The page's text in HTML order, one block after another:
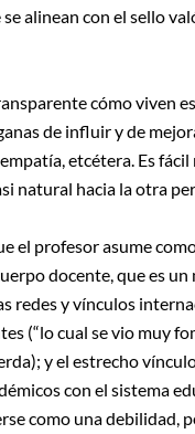
alinean con el sello
cómo viven
de influir y de
etcétera. Es
natural hacia la otra
el profesor asume
docente, que es un
redes y vínculos
(“lo cual se vio muy
y el estrecho
con el sistema
como una debilidad,